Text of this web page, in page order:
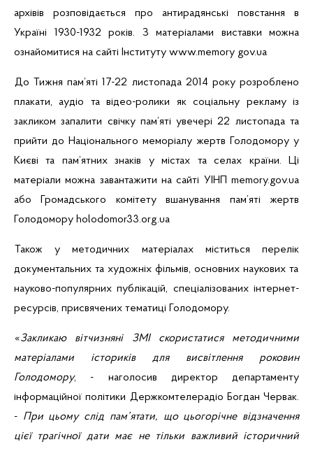
архівів розповідається про антирадянські повстання в
Україні 1930-1932 років. З матеріалами виставки можна
ознайомитися на сайті Інституту www.memory gov.ua
До Тижня пам’яті 17-22 листопада 2014 року розроблено
плакати, аудіо тавідео-ролики як соціальну рекламу із
закликом запалити свічку пам’яті увечері 22 листопада та
прийти до Національного меморіалу жертв Голодомору у
Києві та пам’ятних знаків у містах та селах країни. Ці
матеріали можна завантажити на сайті УІНП
memory.gov.ua
або Громадського комітету вшанування пам’яті жертв
Голодомору holodomor33.org.ua
Також у методичних матеріалах міститься перелік
документальних та художніх фільмів, основних наукових та
науково-популярних публікацій, спеціалізованих інтернет-
ресурсів, присвячених тематиці Голодомору.
«Закликаю вітчизняні ЗМІ скористатися методичними
матеріалами істориків для висвітлення роковин
Голодомору, - наголосив директор департаменту
інформаційної політики Держкомтелерадіо Богдан Червак.
- При цьому слід пам’ятати, що цьогорічне відзначення
цієї трагічної дати має не тільки важливий історичний